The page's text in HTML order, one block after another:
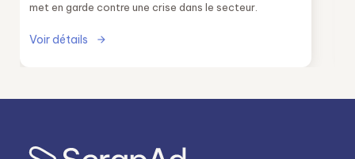
met en garde contre une crise dans le secteur.
Voir détails